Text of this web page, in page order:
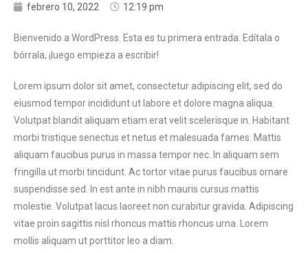
febrero 10, 2022 12:19 pm
Bienvenido a WordPress. Esta es tu primera entrada. Edítala o
bórrala, ¡luego empieza a escribir!
Lorem ipsum dolor sit amet, consectetur adipiscing elit, sed do
eiusmod tempor incididunt ut labore et dolore magna aliqua.
Volutpat blandit aliquam etiam erat velit scelerisque in. Habitant
morbi tristique senectus et netus et malesuada fames. Mattis
aliquam faucibus purus in massa tempor nec. In aliquam sem
fringilla ut morbi tincidunt. Ac tortor vitae purus faucibus ornare
suspendisse sed. In est ante in nibh mauris cursus mattis
molestie. Volutpat lacus laoreet non curabitur gravida. Adipiscing
vitae proin sagittis nisl rhoncus mattis rhoncus urna. Lorem
mollis aliquam ut porttitor leo a diam.